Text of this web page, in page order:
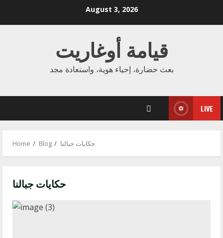
August 3, 2026
قيامة أوغاريت
بعث حضارة، إحياء هوية، واستعادة مجد
LIVE
Home Blog حكايات جبالنا
حكايات جبالنا